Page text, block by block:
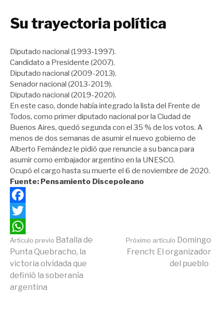
Su trayectoria política
Diputado nacional (1993-1997).
Candidato a Presidente (2007).
Diputado nacional (2009-2013).
Senador nacional (2013-2019).
Diputado nacional (2019-2020).
En este caso, donde había integrado la lista del Frente de
Todos, como primer diputado nacional por la Ciudad de
Buenos Aires, quedó segunda con el 35 % de los votos. A
menos de dos semanas de asumir el nuevo gobierno de
Alberto Fernández le pidió que renuncie a su banca para
asumir como embajador argentino en la UNESCO.
Ocupó el cargo hasta su muerte el 6 de noviembre de 2020.
Fuente: Pensamiento Discepoleano
Facebook
Twitter
WhatsApp
Continuar
leyendo
Artículo previo Batalla de
Punta Quebracho, la
victoria olvidada que
definió la soberanía
argentina
Próximo artículo Domingo
French: El organizador
del pueblo